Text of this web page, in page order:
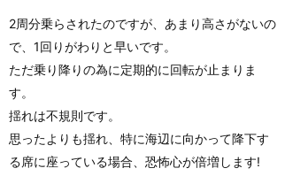
2周分乗らされたのですが、あまり高さがないの
で、1回りがわりと早いです。
ただ乗り降りの為に定期的に回転が止まりま
す。
揺れは不規則です。
思ったよりも揺れ、特に海辺に向かって降下す
る席に座っている場合、恐怖心が倍増します!